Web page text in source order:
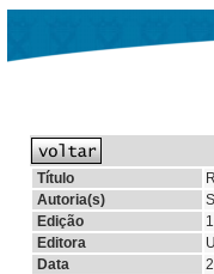
Título
Autoria(s)
Edição
Editora
Data